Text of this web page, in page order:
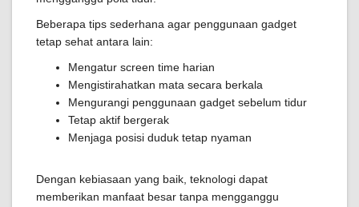
Beberapa tips sederhana agar penggunaan gadget
tetap sehat antara lain:
Mengatur screen time harian
Mengistirahatkan mata secara berkala
Mengurangi penggunaan gadget sebelum tidur
Tetap aktif bergerak
Menjaga posisi duduk tetap nyaman
Dengan kebiasaan yang baik, teknologi dapat
memberikan manfaat besar tanpa mengganggu